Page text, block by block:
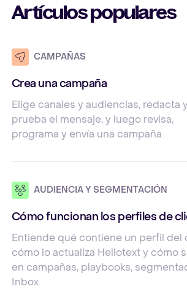
Artículos populares
CAMPAÑAS
Crea una campaña
Elige canales y audiencias, redacta y
prueba el mensaje, y luego revisa,
programa y envía una campaña.
AUDIENCIA Y SEGMENTACIÓN
Cómo funcionan los perfiles de
Entiende qué contiene un perfil del
cómo lo actualiza Hellotext y cómo
en campañas, playbooks,
Inbox.